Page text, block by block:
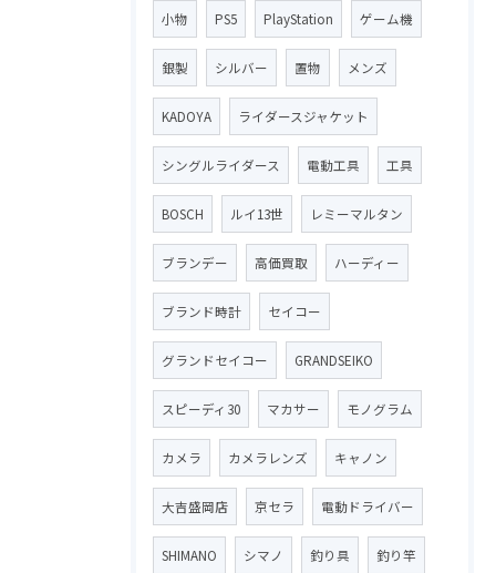
小物 PS5 PlayStation ゲーム機
銀製 シルバー 置物 メンズ
KADOYA ライダースジャケット
シングルライダース 電動工具 工具
BOSCH ルイ13世 レミーマルタン
ブランデー 高価買取 ハーディー
ブランド時計 セイコー
グランドセイコー GRANDSEIKO
スピーディ30 マカサー モノグラム
カメラ カメラレンズ キャノン
大吉盛岡店 京セラ 電動ドライバー
SHIMANO シマノ 釣り具 釣り竿